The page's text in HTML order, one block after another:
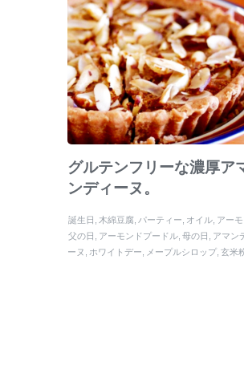
グルテンフリーな濃厚ア
ンディーヌ。
誕生日 木綿豆腐 パーティー オイル アー
父の日
アーモンドプードル 母の日
アマン
ーヌ
ホワイトデー メープルシロップ 玄米